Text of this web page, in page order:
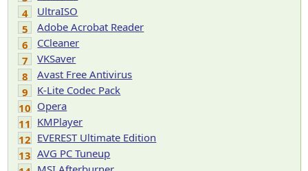
4
UltraISO
5
Adobe Acrobat Reader
6
CCleaner
7
VKSaver
8
Avast Free Antivirus
9
K-Lite Codec Pack
10 Opera
11 KMPlayer
12 EVEREST Ultimate Edition
13 AVG PC Tuneup